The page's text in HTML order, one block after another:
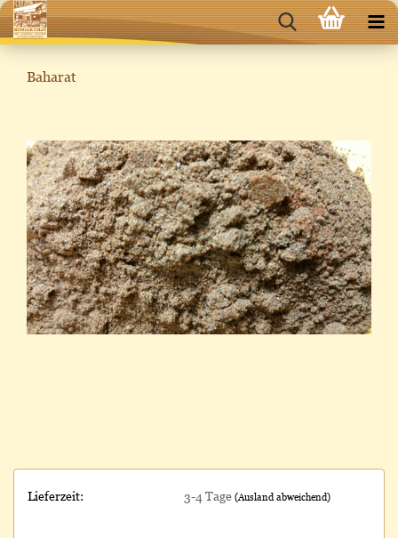
Baharat
Lieferzeit: 3-4 Tage (Ausland abweichend)